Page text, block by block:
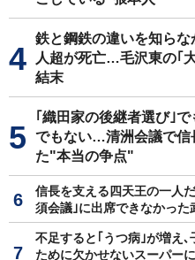
鉄と鋼鉄の違いを知ら
人超が死亡…毛沢東の｢
結末
｢織田家の後継者選び｣
でもない…清洲会議で信
た"本当の争点"
信長を支える四天王の一人
須会議｣に出席できなかった
不足すると｢うつ病｣が増え
ために欠かせないスーパー